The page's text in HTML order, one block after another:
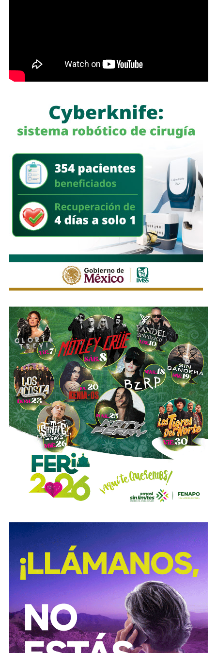
para su análisis y dictamen correspondiente.
coordinado, vamos a seguir en el camino correcto para la
construcción de un San Luis Potosí más fuerte e
incluyente, bajo la premisa de propiciar un ejercicio público
llegue a todas y todos”.
También lee:Gloria Trevi abre la fiesta de la Fenapo 2026